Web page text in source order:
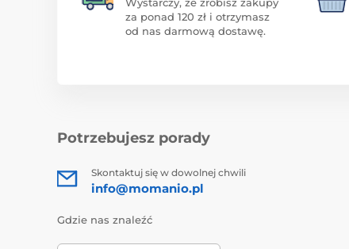
za ponad 120 zł i otrzymasz
od nas darmową dostawę.
Potrzebujesz porady
Skontaktuj się w dowolnej chwili
info@momanio.pl
Gdzie nas znaleźć